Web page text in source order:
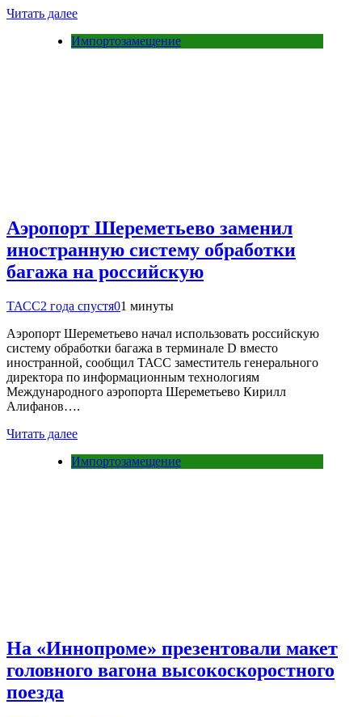
Читать далее
Импортозамещение
Аэропорт Шереметьево заменил
иностранную систему обработки
багажа на российскую
ТАСС2 года спустя01 минуты
Аэропорт Шереметьево начал использовать российскую
систему обработки багажа в терминале D вместо
иностранной, сообщил ТАСС заместитель генерального
директора по информационным технологиям
Международного аэропорта Шереметьево Кирилл
Алифанов….
Читать далее
Импортозамещение
На «Иннопроме» презентовали макет
головного вагона высокоскоростного
поезда